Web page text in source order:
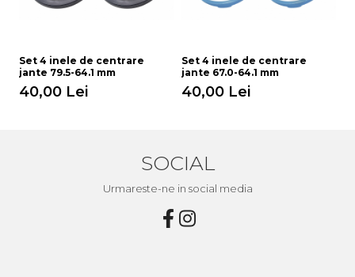
Set 4 inele de centrare
jante 79.5-64.1 mm
40,00 Lei
Set 4 inele de centrare
jante 67.0-64.1 mm
40,00 Lei
SOCIAL
Urmareste-ne in social media